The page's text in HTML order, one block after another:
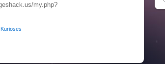
my.php?
Kurioses